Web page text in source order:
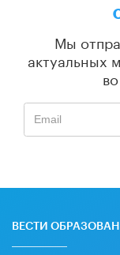
Мы
актуальных
ВЕСТИ